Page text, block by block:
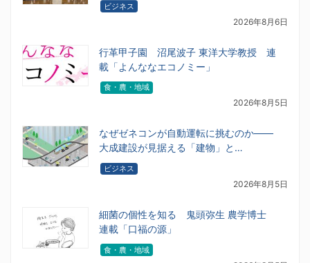
ビジネス
2026年8月6日
行革甲子園 沼尾波子 東洋大学教授 連
載「よんななエコノミー」
食・農・地域
2026年8月5日
なぜゼネコンが自動運転に挑むのか――
大成建設が見据える「建物」と…
ビジネス
2026年8月5日
細菌の個性を知る 鬼頭弥生 農学博士
連載「口福の源」
食・農・地域